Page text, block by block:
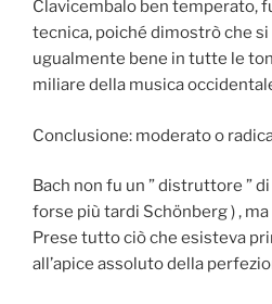
Clavicembalo ben temperato,
tecnica, poiché dimostrò che
ugualmente bene in tutte le
miliare della musica
Conclusione: moderato o
Bach non fu un ” distruttore ”
forse più tardi Schönberg ) ,
Prese tutto ciò che esisteva
all’apice assoluto della